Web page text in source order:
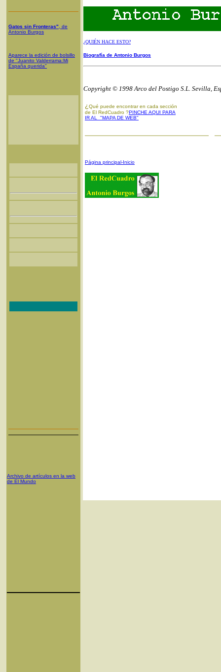
Gatos sin Fronteras" , de
Antonio Burgos
Aparece la edición de bolsillo
de "Juanito Valderrama:Mi
España querida"
Archivo de artículos en la web
de El Mundo
¿QUIÉN HACE ESTO?
Biografía de Antonio Burgos
Copyright © 1998 Arco del Postigo S.L. Sevilla,
¿ Qué puede encontrar en cada sección
de El RedCuadro ?PINCHE AQUI PARA
IR AL "MAPA DE WEB"
Página principal-Inicio